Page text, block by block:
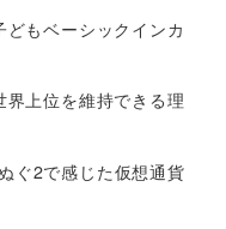
もベーシックインカ
上位を維持できる理
ぐ2で感じた仮想通貨